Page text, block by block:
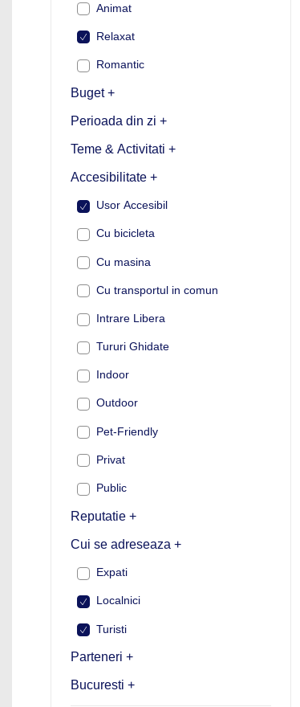
Animat
Relaxat
Romantic
Buget +
Perioada din zi +
Teme & Activitati +
Accesibilitate +
Usor Accesibil
Cu bicicleta
Cu masina
Cu transportul in comun
Intrare Libera
Tururi Ghidate
Indoor
Outdoor
Pet-Friendly
Privat
Public
Reputatie +
Cui se adreseaza +
Expati
Localnici
Turisti
Parteneri +
Bucuresti +